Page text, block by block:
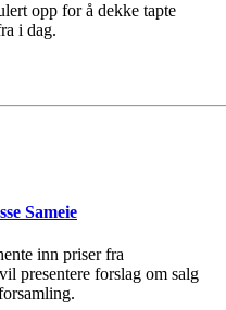
opp for å dekke tapte
i dag.
Sameie
inn priser fra
presentere forslag om salg